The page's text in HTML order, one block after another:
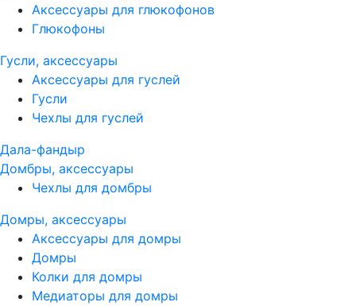
Аксессуары для глюкофонов
Глюкофоны
Гусли, аксессуары
Аксессуары для гуслей
Гусли
Чехлы для гуслей
Дала-фандыр
Домбры, аксессуары
Чехлы для домбры
Домры, аксессуары
Аксессуары для домры
Домры
Колки для домры
Медиаторы для домры